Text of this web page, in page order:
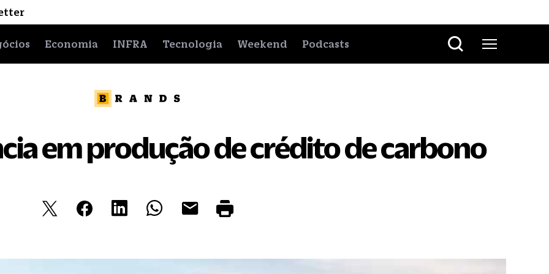
Economia INFRA Tecnologia Weekend Podcasts
em produção de crédito de carbono